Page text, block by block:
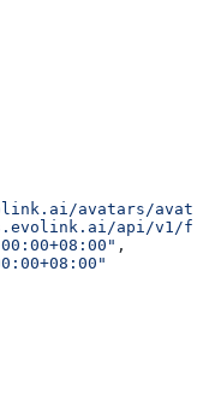
avatars/
api/v1/
,